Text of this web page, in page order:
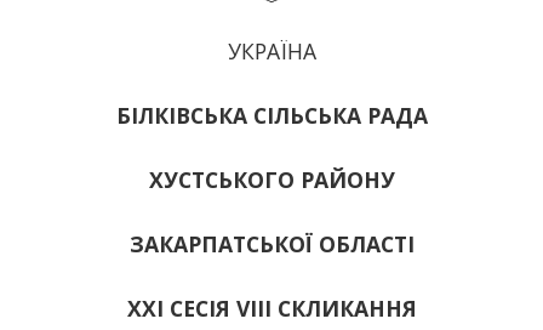
УКРАЇНА
БІЛКІВСЬКА СІЛЬСЬКА РАДА
ХУСТСЬКОГО РАЙОНУ
ЗАКАРПАТСЬКОЇ ОБЛАСТІ
ХХІ СЕСІЯ VIII СКЛИКАННЯ